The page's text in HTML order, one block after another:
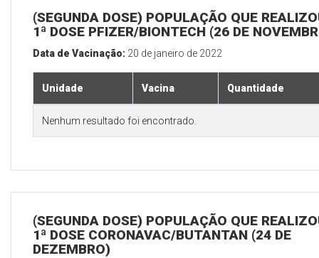
(SEGUNDA DOSE) POPULAÇÃO QUE
1ª DOSE PFIZER/BIONTECH (26 DE
Data de Vacinação: 20 de janeiro de 2022
Unidade Vacina Quantidade
Nenhum resultado foi encontrado.
(SEGUNDA DOSE) POPULAÇÃO QUE
1ª DOSE CORONAVAC/BUTANTAN (24 DE
DEZEMBRO)